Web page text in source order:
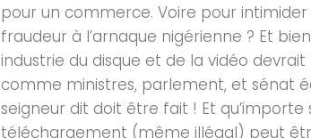
pour un commerce. Voire pour
fraudeur à l’arnaque nigérienne ? Et
industrie du disque et de la vidéo
comme ministres, parlement, et sénat
seigneur dit doit être fait ! Et
téléchargement (même illégal) peut